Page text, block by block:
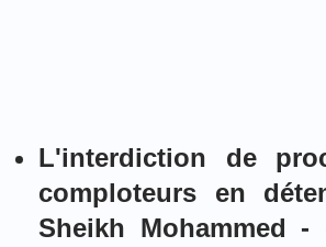
L'interdiction de
comploteurs en
Sheikh Mohammed